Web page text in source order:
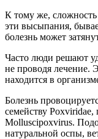
К тому же, сложность
эти высыпания,
болезнь может
Часто люди решают
не проводя лечение.
находится в
Болезнь
семейству
Molluscipoxvirus.
натуральной оспы,